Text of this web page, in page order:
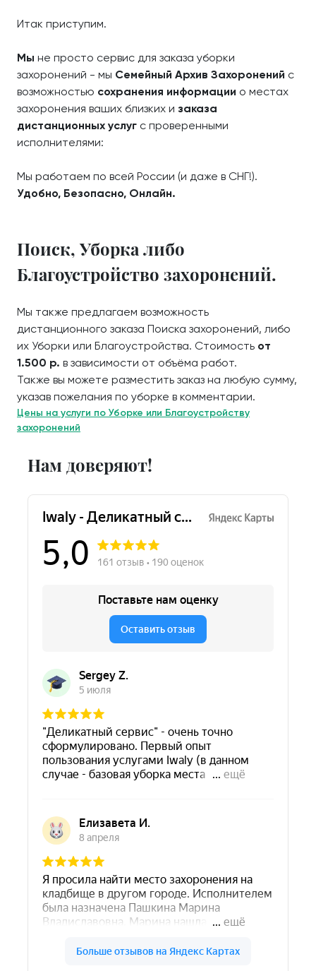
Итак приступим.
Мы не просто сервис для заказа уборки
захоронений - мы Семейный Архив Захоронений с
возможностью сохранения информации о местах
захоронения ваших близких и заказа
дистанционных услуг с проверенными
исполнителями:
Мы работаем по всей России (и даже в СНГ!).
Удобно, Безопасно, Онлайн.
Поиск, Уборка либо
Благоустройство захоронений.
Мы также предлагаем возможность
дистанционного заказа Поиска захоронений, либо
их Уборки или Благоустройства. Стоимость от
1.500 р. в зависимости от объёма работ.
Также вы можете разместить заказ на любую сумму,
указав пожелания по уборке в комментарии.
Цены на услуги по Уборке или Благоустройству
захоронений
Нам доверяют!